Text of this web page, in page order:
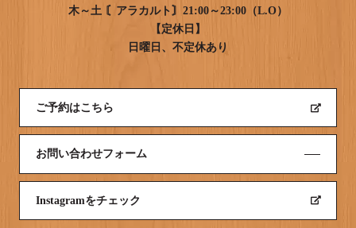
木～土 〘アラカルト〙21:00～23:00（L.O）
【定休日】
日曜日、不定休あり
ご予約はこちら
お問い合わせフォーム
Instagramをチェック